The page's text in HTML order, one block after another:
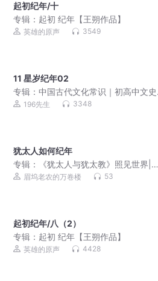
起初纪年/十
专辑： 起初 纪年【王朔作品】
英雄的原声 3549
11 星岁纪年02
专辑： 中国古代文化常识｜初高中文史
积累，公务员考研文史常识必读｜一代
196先生 3348
犹太人如何纪年
专辑：
《犹太人与犹太教》照见世界|洞
达学问博览群书K05
眉坞老农的万卷楼 53
起初纪年/八（2）
专辑： 起初 纪年【王朔作品】
英雄的原声 4428